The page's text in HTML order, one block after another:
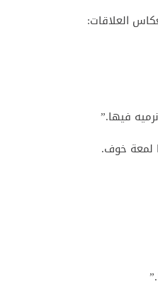
العلاقات:
فيها.”
لمعة خوف.